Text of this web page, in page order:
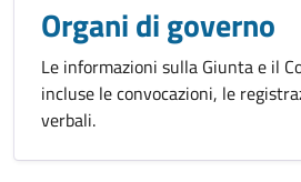
Organi di governo
Le informazioni sulla Giunta e il
incluse le convocazioni, le
verbali.